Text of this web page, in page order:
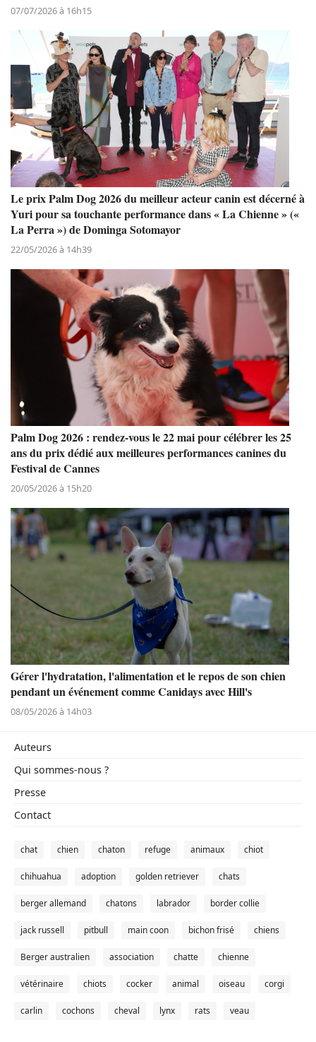
07/07/2026 à 16h15
Le prix Palm Dog 2026 du meilleur acteur canin est décerné à
Yuri pour sa touchante performance dans « La Chienne » («
La Perra ») de Dominga Sotomayor
22/05/2026 à 14h39
Palm Dog 2026 : rendez-vous le 22 mai pour célébrer les 25
ans du prix dédié aux meilleures performances canines du
Festival de Cannes
20/05/2026 à 15h20
Gérer l'hydratation, l'alimentation et le repos de son chien
pendant un événement comme Canidays avec Hill's
08/05/2026 à 14h03
Auteurs
Qui sommes-nous ?
Presse
Contact
chat chien chaton refuge animaux chiot
chihuahua adoption golden retriever chats
berger allemand chatons labrador border collie
jack russell pitbull main coon bichon frisé chiens
Berger australien association chatte chienne
vétérinaire chiots cocker animal oiseau corgi
carlin cochons cheval lynx rats veau